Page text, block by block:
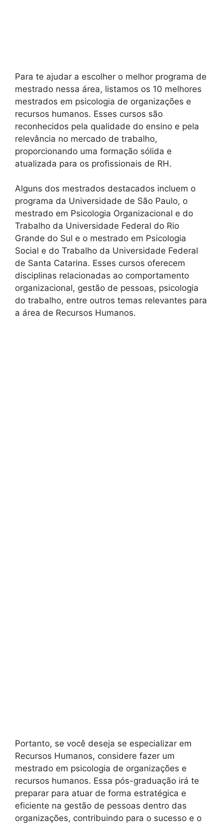
Para te ajudar a escolher o melhor programa de
mestrado nessa área, listamos os 10 melhores
mestrados em psicologia de organizações e
recursos humanos. Esses cursos são
reconhecidos pela qualidade do ensino e pela
relevância no mercado de trabalho,
proporcionando uma formação sólida e
atualizada para os profissionais de RH.
Alguns dos mestrados destacados incluem o
programa da Universidade de São Paulo, o
mestrado em Psicologia Organizacional e do
Trabalho da Universidade Federal do Rio
Grande do Sul e o mestrado em Psicologia
Social e do Trabalho da Universidade Federal
de Santa Catarina. Esses cursos oferecem
disciplinas relacionadas ao comportamento
organizacional, gestão de pessoas, psicologia
do trabalho, entre outros temas relevantes para
a área de Recursos Humanos.
Portanto, se você deseja se especializar em
Recursos Humanos, considere fazer um
mestrado em psicologia de organizações e
recursos humanos. Essa pós-graduação irá te
preparar para atuar de forma estratégica e
eficiente na gestão de pessoas dentro das
organizações, contribuindo para o sucesso e o